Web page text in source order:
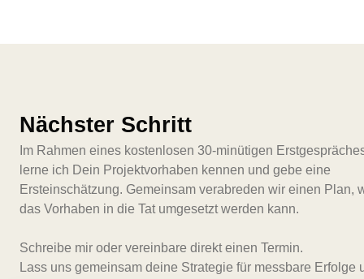
Nächster Schritt
Im Rahmen eines kostenlosen 30-minütigen
lerne ich Dein Projektvorhaben kennen und gebe eine
Ersteinschätzung. Gemeinsam verabreden wir einen Plan,
das Vorhaben in die Tat umgesetzt werden kann.
Schreibe mir oder vereinbare direkt einen Termin.
Lass uns gemeinsam deine Strategie für messbare Erfolge